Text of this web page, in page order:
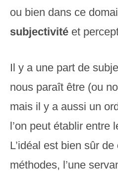
ou bien dans ce
subjectivité et
Il y a une part de
nous paraît être (ou
mais il y a aussi un
l’on peut établir entre
L’idéal est bien sûr
méthodes, l’une